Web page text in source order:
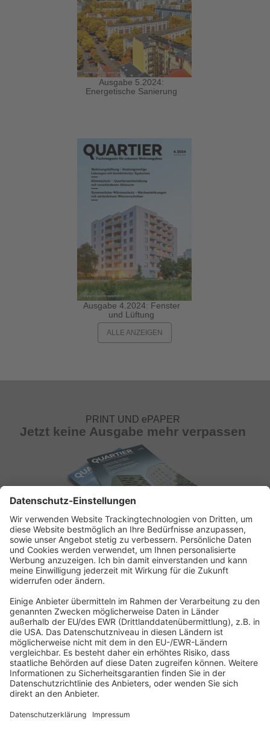
Ausgabe 5.2024:
Energetische Sanierung
Ausgabe 4.2024: Fenster
und Lüftung
ALLE ANZEIGEN
PRINT UND ePAPER
Jetzt keine Ausgabe mehr verpassen
ABONNEMENT ANFORDERN
Kostenloses Probeheft anfordern